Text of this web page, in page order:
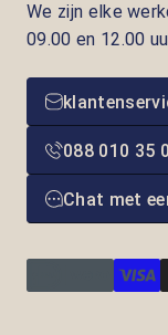
We zijn elke
09.00 en 12.00
088 010 35
Chat met